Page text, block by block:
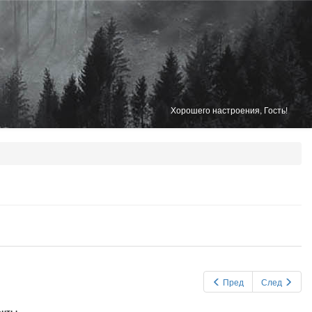
Хорошего настроения, Гость!
Пред След